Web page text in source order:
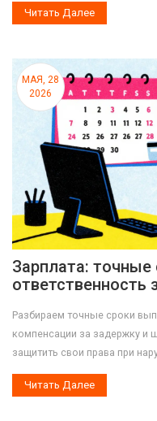
Читать Далее
МАЯ, 28
2026
Зарплата:
ответственность
Разбираем точные сроки
компенсации за задержку и
защитить свои права при
Читать Далее